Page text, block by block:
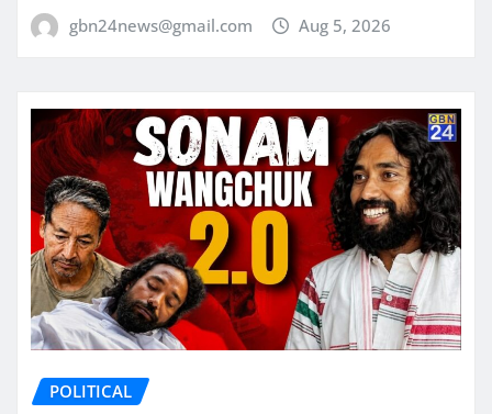
gbn24news@gmail.com Aug 5, 2026
POLITICAL